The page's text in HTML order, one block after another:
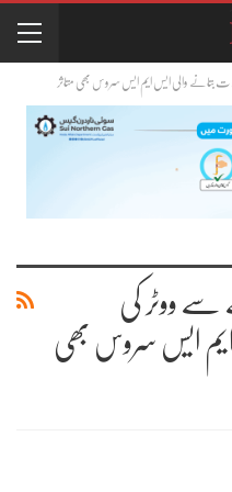
بتانے والی ایس ایم ایس سروس بھی متاثر
ووٹر کی
ایس سروس بھی